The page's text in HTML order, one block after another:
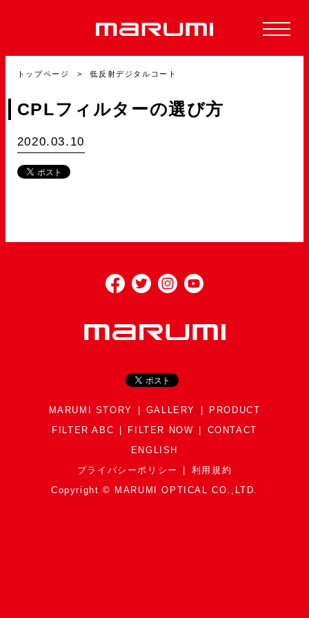
トップページ 低反射デジタルコート
CPLフィルターの選び方
2020.03.10
MARUMI STORY GALLERY
PRODUCT
FILTER ABC
FILTER NOW
CONTACT
ENGLISH
プライバシーポリシー
利用規約
Copyright © MARUMI OPTICAL CO.,LTD.